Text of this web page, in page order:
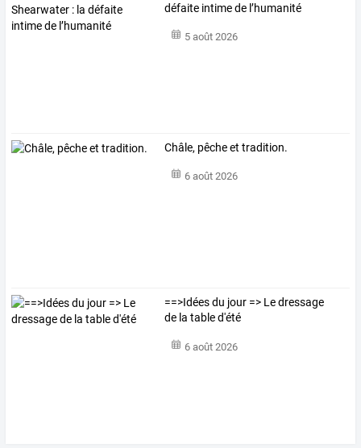
défaite intime de l’humanité
5 août 2026
Châle, pêche et tradition.
6 août 2026
==>Idées du jour => Le dressage
de la table d'été
6 août 2026